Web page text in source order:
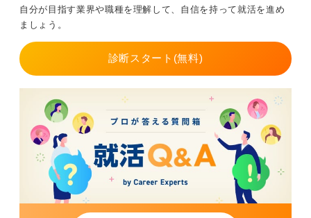
一方で、生産技術職にはやりがいも大きくあります。自
分の提案や改善策が目に見える形で製品や工程に反映さ
れ、効率化や品質向上に貢献できる点は大きな魅力で
す。
また、技術力や問題解決力、現場との調整力など、幅広
いスキルを身に付けられる仕事でもあります。
向いているのは、課題を分析して改善策を考えることが
好きで、製造現場とコミュニケーションを取りながら成
果を出すことにやりがいを感じられる人です。逆に、急
な対応や残業の負荷にストレスを強く感じる人には厳し
い面もあります。
自分が目指す業界や職種を理解して、自信を持って就活を進め
ましょう。
診断スタート(無料)